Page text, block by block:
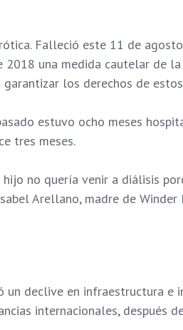
Falleció este 11 de
una medida cautelar de
los derechos de
estuvo ocho meses
tres meses.
no quería venir a diálisis
Arellano, madre de
declive en infraestructura e
internacionales, después